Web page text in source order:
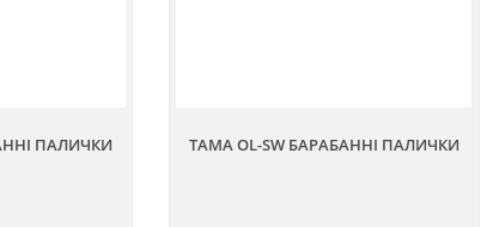
ПАЛИЧКИ TAMA OL-SW БАРАБАННІ ПАЛИЧКИ